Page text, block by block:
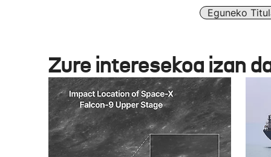
Eguneko
Zure interesekoa izan